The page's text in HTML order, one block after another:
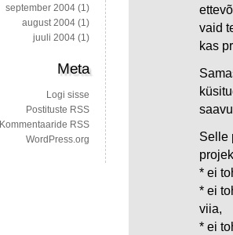
vaid
kas
Selle
* ei
* ei
viia,
* ei
september 2004 (1)
august 2004 (1)
juuli 2004 (1)
Meta
Logi sisse
Postituste RSS
Kommentaaride RSS
WordPress.org